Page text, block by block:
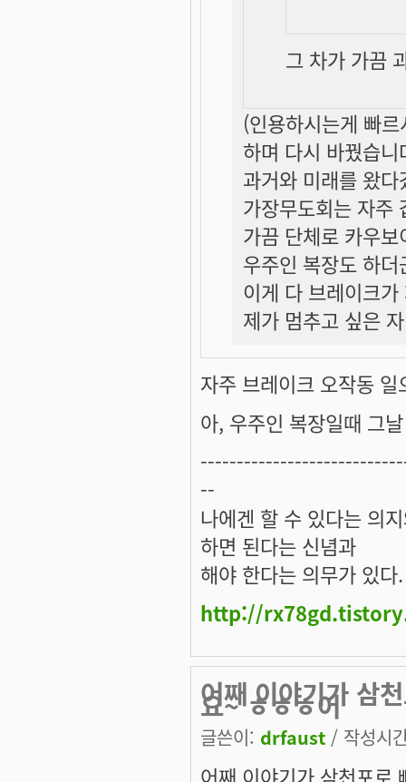
그 차가 가끔
(인용하시는게 빠
하며 다시 바꿨습
과거와 미래를 왔
가장무도회는 자주
가끔 단체로 카우
우주인 복장도 하더
이게 다 브레이크
제가 멈추고 싶은
자주 브레이크 오작동
아, 우주인 복장일때 그
--
나에겐 할 수 있다는 의
하면 된다는 신념과
해야 한다는 의무가 있다.
http://
어째 이야기가 삼
요~ ㅎㅎㅎ어
글쓴이: drfaust / 작성시
어째 이야기가 삼천포로